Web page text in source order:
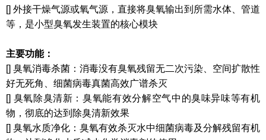
[] 外接干燥气源或氧气源，直接将臭氧输出到所需水体、管道
等，是小型臭氧发生装置的核心模块
主要功能：
[] 臭氧消毒杀菌：消毒没有臭氧残留无二次污染、空间扩散性
好无死角、细菌病毒真菌高效广谱杀灭
[] 臭氧除臭清新：臭氧能有效分解空气中的臭味异味等有机
物，彻底的达到除臭清新效果
[] 臭氧水质净化：臭氧有效杀灭水中细菌病毒及分解残留有机